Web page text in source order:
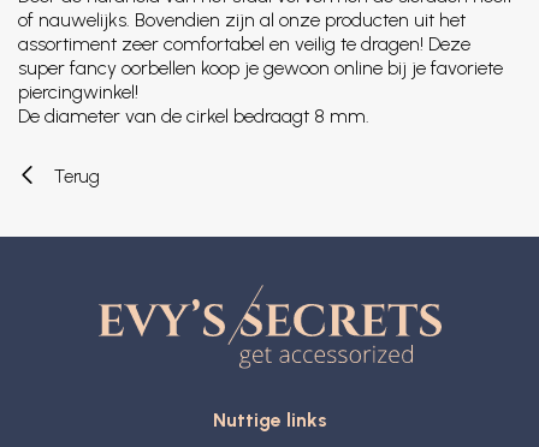
of nauwelijks. Bovendien zijn al onze producten uit het
assortiment zeer comfortabel en veilig te dragen! Deze
super fancy oorbellen koop je gewoon online bij je favoriete
piercingwinkel!
De diameter van de cirkel bedraagt 8 mm.
Terug
Nuttige links